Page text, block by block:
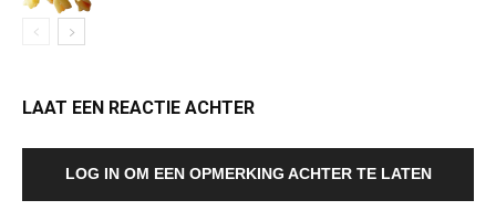
LAAT EEN REACTIE ACHTER
LOG IN OM EEN OPMERKING ACHTER TE LATEN